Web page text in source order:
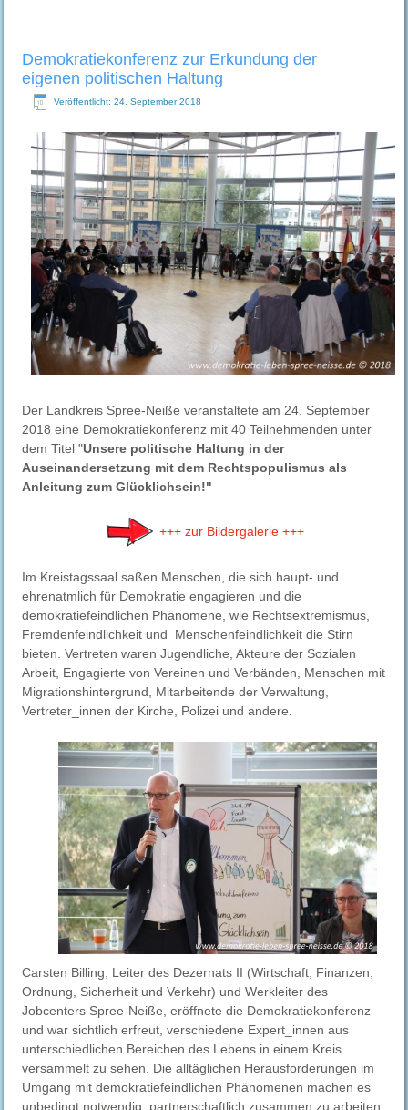
Demokratiekonferenz zur Erkundung der
eigenen politischen Haltung
Veröffentlicht: 24. September 2018
Der Landkreis Spree-Neiße veranstaltete am 24. September
2018 eine Demokratiekonferenz mit 40 Teilnehmenden unter
dem Titel "Unsere politische Haltung in der
Auseinandersetzung mit dem Rechtspopulismus als
Anleitung zum Glücklichsein!"
+++ zur Bildergalerie +++
Im Kreistagssaal saßen Menschen, die sich haupt- und
ehrenatmlich für Demokratie engagieren und die
demokratiefeindlichen Phänomene, wie Rechtsextremismus,
Fremdenfeindlichkeit und Menschenfeindlichkeit die Stirn
bieten. Vertreten waren Jugendliche, Akteure der Sozialen
Arbeit, Engagierte von Vereinen und Verbänden, Menschen mit
Migrationshintergrund, Mitarbeitende der Verwaltung,
Vertreter_innen der Kirche, Polizei und andere.
Carsten Billing, Leiter des Dezernats II (Wirtschaft, Finanzen,
Ordnung, Sicherheit und Verkehr) und Werkleiter des
Jobcenters Spree-Neiße, eröffnete die Demokratiekonferenz
und war sichtlich erfreut, verschiedene Expert_innen aus
unterschiedlichen Bereichen des Lebens in einem Kreis
versammelt zu sehen. Die alltäglichen Herausforderungen im
Umgang mit demokratiefeindlichen Phänomenen machen es
unbedingt notwendig, partnerschaftlich zusammen zu arbeiten